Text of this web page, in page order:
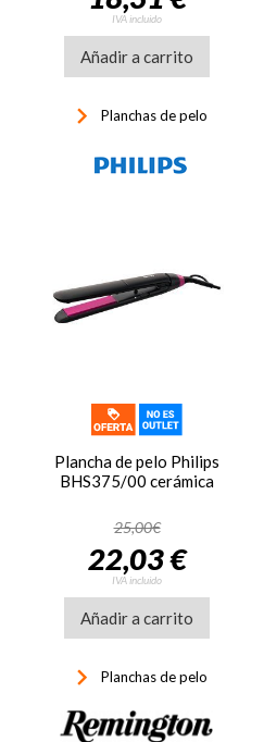
IVA incluido
Añadir a carrito
keyboard_arrow_right Planchas de pelo
Plancha de pelo Philips
BHS375/00 cerámica
25,00€
22,03 €
IVA incluido
Añadir a carrito
keyboard_arrow_right Planchas de pelo